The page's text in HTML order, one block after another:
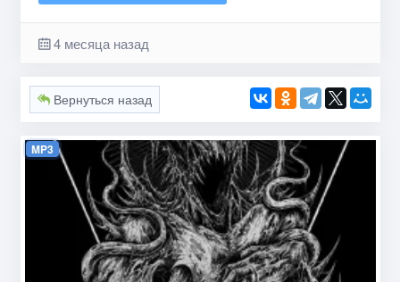
4 месяца назад
Вернуться назад
MP3